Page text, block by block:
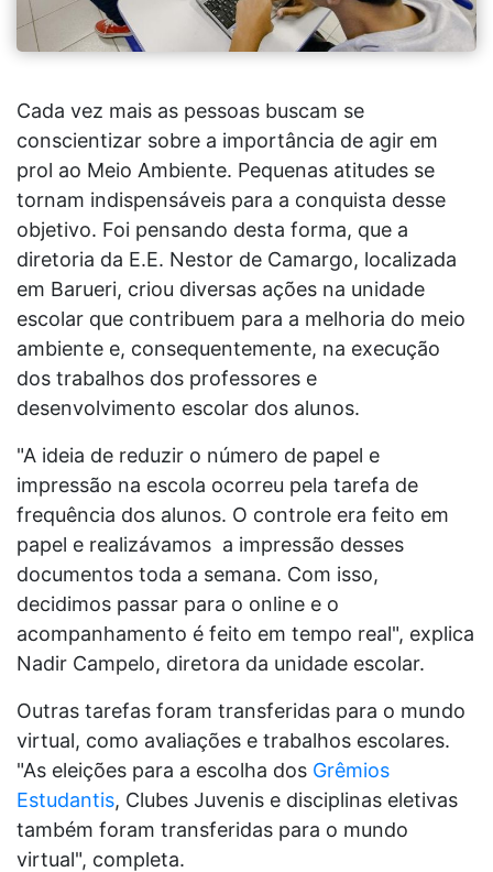
Cada vez mais as pessoas buscam se
conscientizar sobre a importância de agir em
prol ao Meio Ambiente. Pequenas atitudes se
tornam indispensáveis para a conquista desse
objetivo. Foi pensando desta forma, que a
diretoria da E.E. Nestor de Camargo, localizada
em Barueri, criou diversas ações na unidade
escolar que contribuem para a melhoria do meio
ambiente e, consequentemente, na execução
dos trabalhos dos professores e
desenvolvimento escolar dos alunos.
"A ideia de reduzir o número de papel e
impressão na escola ocorreu pela tarefa de
frequência dos alunos. O controle era feito em
papel e realizávamos a impressão desses
documentos toda a semana. Com isso,
decidimos passar para o online e o
acompanhamento é feito em tempo real", explica
Nadir Campelo, diretora da unidade escolar.
Outras tarefas foram transferidas para o mundo
virtual, como avaliações e trabalhos escolares.
"As eleições para a escolha dos Grêmios
Estudantis, Clubes Juvenis e disciplinas eletivas
também foram transferidas para o mundo
virtual", completa.